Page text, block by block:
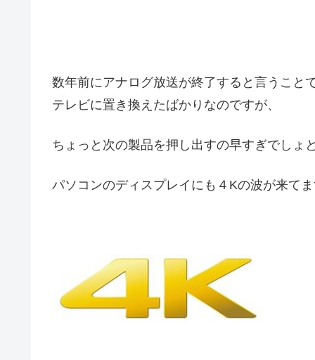
数年前にアナログ放送が終了すると言うこと
テレビに置き換えたばかりなのですが、
ちょっと次の製品を押し出すの早すぎでしょ
パソコンのディスプレイにも４Kの波が来て